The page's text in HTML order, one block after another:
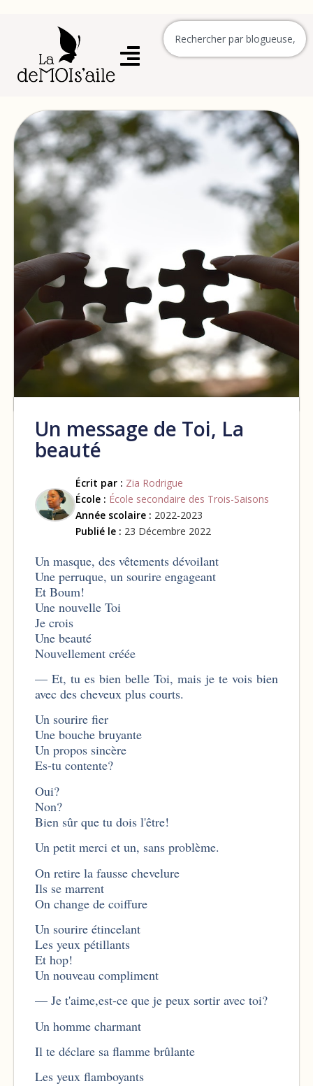
Un message de Toi, La
beauté
Écrit par : Zia Rodrigue
École : École secondaire des Trois-Saisons
Année scolaire : 2022-2023
Publié le : 23 Décembre 2022
Un masque, des vêtements dévoilant
Une perruque, un sourire engageant
Et Boum!
Une nouvelle Toi
Je crois
Une beauté
Nouvellement créée
— Et, tu es bien belle Toi, mais je te vois bien
avec des cheveux plus courts.
Un sourire fier
Une bouche bruyante
Un propos sincère
Es-tu contente?
Oui?
Non?
Bien sûr que tu dois l'être!
Un petit merci et un, sans problème.
On retire la fausse chevelure
Ils se marrent
On change de coiffure
Un sourire étincelant
Les yeux pétillants
Et hop!
Un nouveau compliment
— Je t'aime,est-ce que je peux sortir avec toi?
Un homme charmant
Il te déclare sa flamme brûlante
Les yeux flamboyants